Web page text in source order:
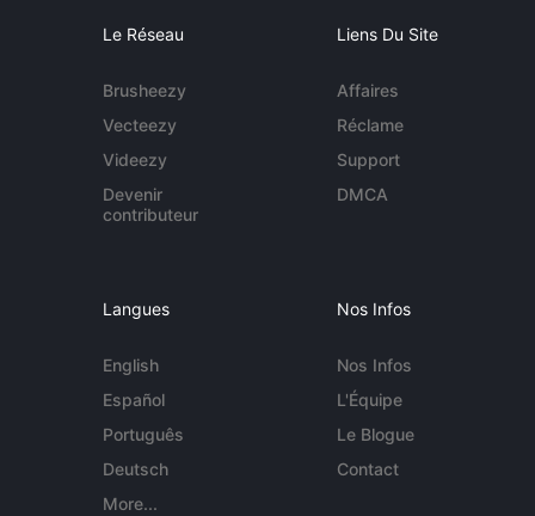
Le Réseau
Brusheezy
Vecteezy
Videezy
Devenir
contributeur
Liens Du Site
Affaires
Réclame
Support
DMCA
Langues
English
Español
Português
Deutsch
More...
Nos Infos
Nos Infos
L'Équipe
Le Blogue
Contact